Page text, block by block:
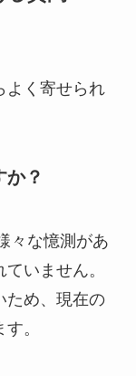
よく寄せられ
？
々な憶測があ
いません。
ため、現在の
。